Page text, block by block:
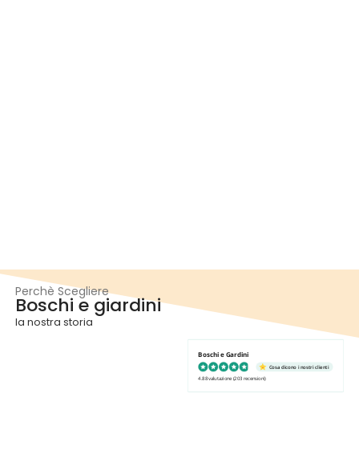
Perchè Scegliere
Boschi e giardini
la nostra storia
Boschi e Gardini
Cosa dicono i nostri clienti
4.88 valutazione (203 recensioni)